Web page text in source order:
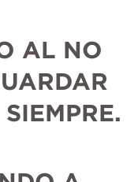
AL NO